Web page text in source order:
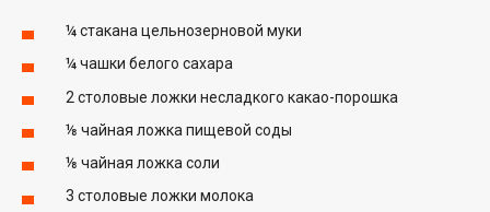
¼ стакана цельнозерновой муки
¼ чашки белого сахара
2 столовые ложки несладкого какао-порошка
⅛ чайная ложка пищевой соды
⅛ чайная ложка соли
3 столовые ложки молока